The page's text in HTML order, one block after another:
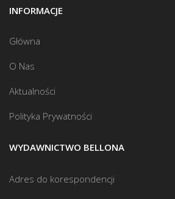
INFORMACJE
Główna
O Nas
Aktualności
Polityka Prywatności
WYDAWNICTWO BELLONA
Adres do korespondencji